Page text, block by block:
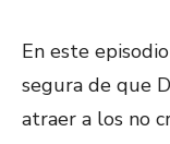
En este
segura de que
atraer a los no